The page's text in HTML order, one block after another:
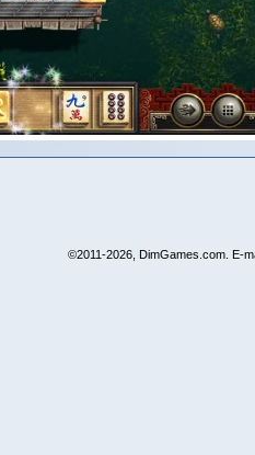
©2011-2026, DimGames.com. E-